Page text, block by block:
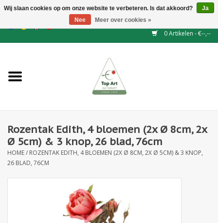
EUR/GBP/CHF
0 Artikelen - €--,--
NIEUW
Binderij
Kunstbloemen
Blad - en Bessentakken
Rozentak Edith, 4 bloemen (2x Ø 8cm, 2x
Ø 5cm) & 3 knop, 26 blad, 76cm
HOME/ ROZENTAK EDITH, 4 BLOEMEN (2X Ø 8CM, 2X Ø 5CM) & 3 KNOP,
26 BLAD, 76CM
Wij slaan cookies op om onze website te verbeteren. Is dat akkoord?
Ja
Nee
Meer over cookies »